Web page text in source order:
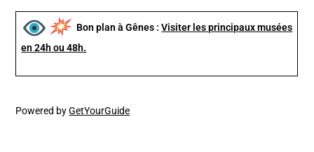
Bon plan à Gênes :Visiter les principaux musées
en 24h ou 48h.
Powered byGetYourGuide